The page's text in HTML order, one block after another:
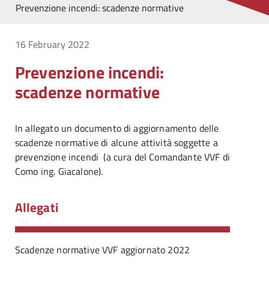
Prevenzione incendi: scadenze normative
16 February 2022
Prevenzione incendi:
scadenze normative
In allegato un documento di aggiornamento delle
scadenze normative di alcune attività soggette a
prevenzione incendi (a cura del Comandante VVF di
Como ing. Giacalone).
Allegati
Scadenze normative VVF aggiornato 2022